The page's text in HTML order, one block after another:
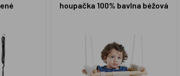
houpačka 100% bavlna béžová